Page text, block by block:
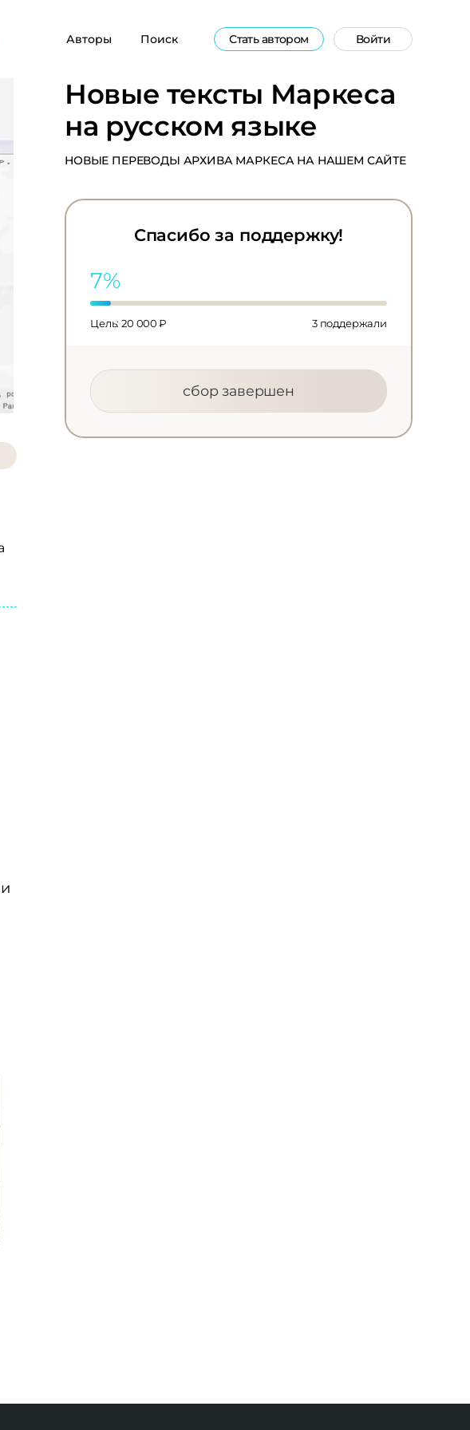
Авторы Поиск Стать автором Войти
Новые тексты Маркеса
на русском языке
НОВЫЕ ПЕРЕВОДЫ АРХИВА МАРКЕСА НА НАШЕМ САЙТЕ
Спасибо за поддержку!
7%
Цель: 20 000 ₽ 3поддержали
сбор завершен